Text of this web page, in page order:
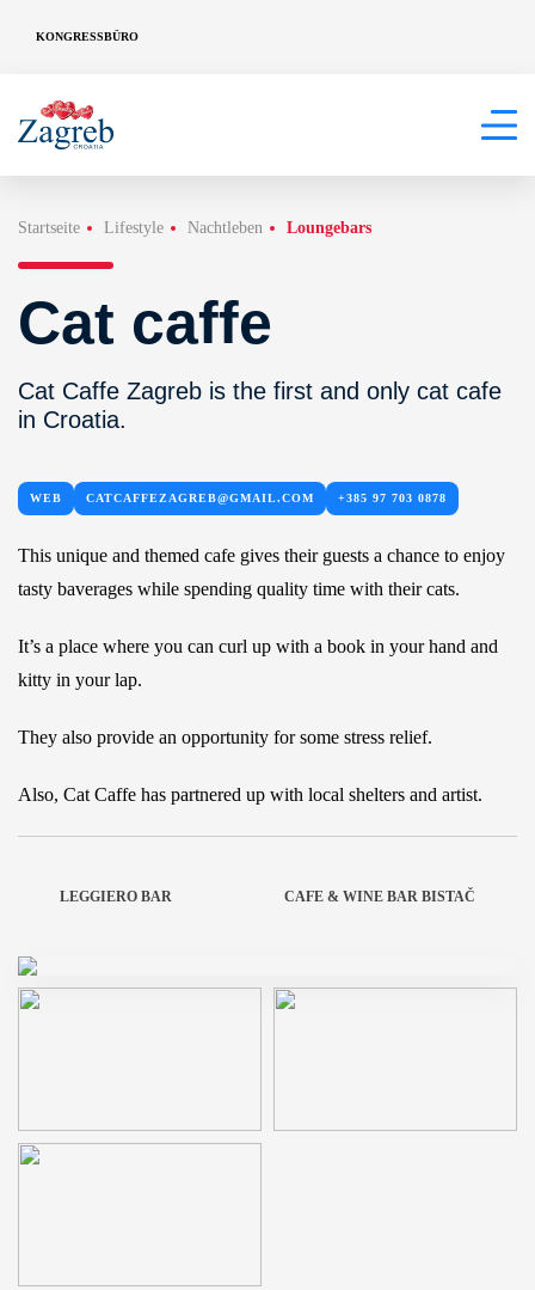
KONGRESSBÜRO
Startseite Lifestyle Nachtleben Loungebars
Cat caffe
Cat Caffe Zagreb is the first and only cat cafe
in Croatia.
WEB CATCAFFEZAGREB@GMAIL.COM +385 97 703 0878
This unique and themed cafe gives their guests a chance to enjoy
tasty baverages while spending quality time with their cats.
It’s a place where you can curl up with a book in your hand and
kitty in your lap.
They also provide an opportunity for some stress relief.
Also, Cat Caffe has partnered up with local shelters and artist.
LEGGIERO BAR CAFE & WINE BAR BISTAČ